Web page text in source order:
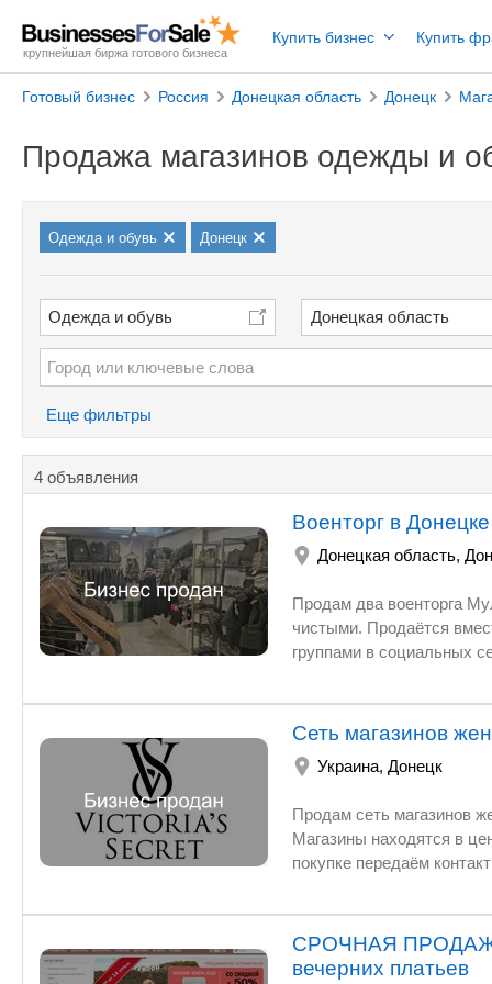
крупнейшая биржа готового бизнеса
Купить бизнес Купить
Готовый бизнес Россия Донецкая область Донецк
Продажа магазинов одежды и
Одежда и обувь Донецк
Одежда и обувь Донецкая область
Еще фильтры
4 объявления
Военторг в
Донецкая область,
Продам два военторга
чистыми. Продаётся
группами в социальных
по телефону, всё
безналичным расчетом
Сеть магазинов
Украина, Донецк
Продам сеть магазинов женского белья Victoria's
Магазины находятся в центре Донецка и
СРОЧНАЯ
вечерних платьев